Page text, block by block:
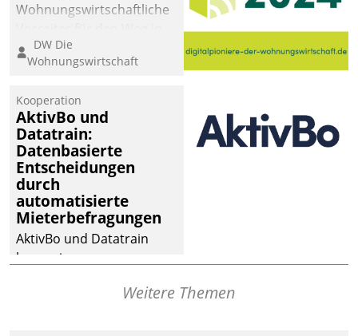
Wohnungswirtschaftliche
eine digitale Zukunft zu
finden, ist das Ziel des
der
Wohnungswirtschaft“.
Bewerben können sich
dafür ein Team
bestehend aus
Wohnungsunternehmen
und PropTech.
DW Die
Wohnungswirtschaft
Kooperation
AktivBo und
Datatrain:
Datenbasierte
Entscheidungen
durch
automatisierte
Mieterbefragungen
AktivBo und Datatrain
kooperieren –
profitieren: Die nahtloseWeitere Themen